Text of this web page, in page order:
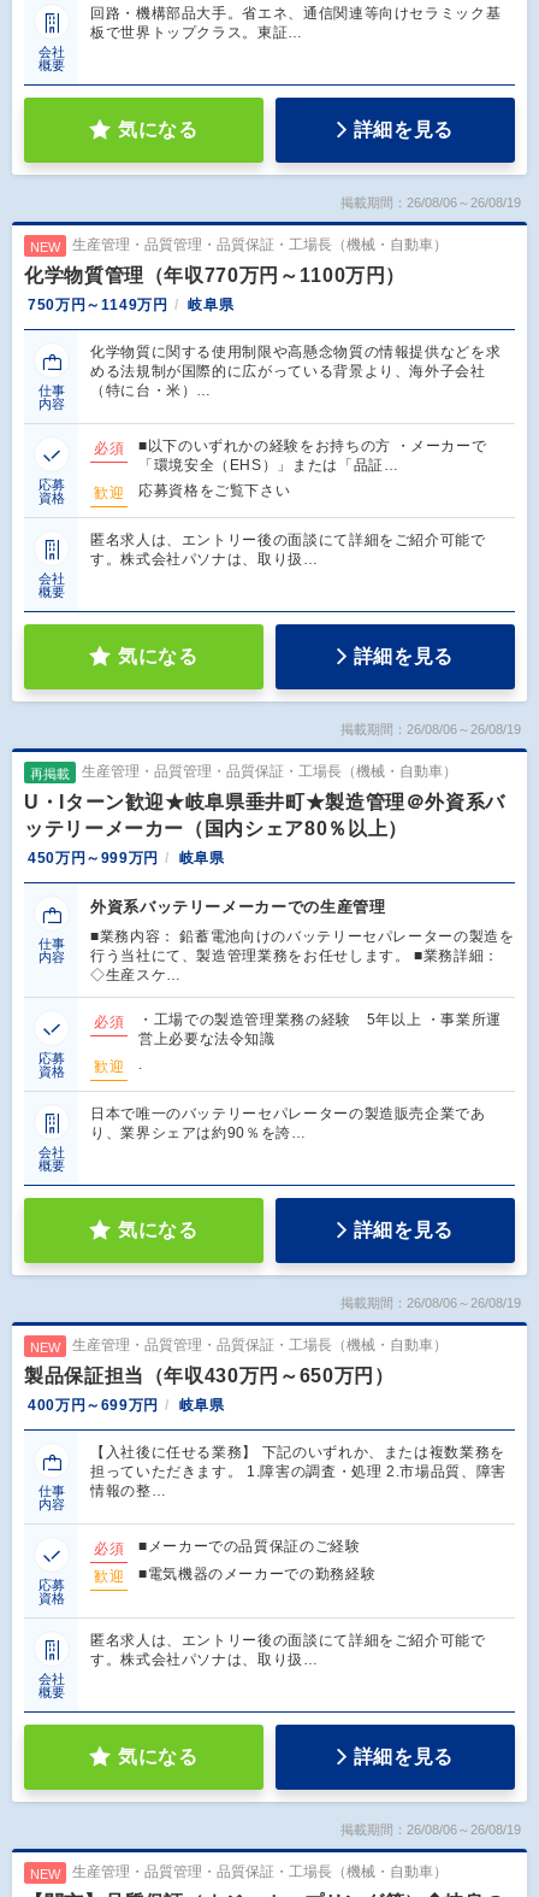
会社
概要
回路・機構部品大手。省エネ、通信関連等向けセラミック基
板で世界トップクラス。東証…
気になる 詳細を見る
掲載期間：26/08/06～26/08/19
NEW 生産管理・品質管理・品質保証・工場長（機械・自動車）
化学物質管理（年収770万円～1100万円）
750万円～1149万円 岐阜県
仕事
内容
化学物質に関する使用制限や高懸念物質の情報提供などを求
める法規制が国際的に広がっている背景より、海外子会社
（特に台・米）…
応募
資格
必須
■以下のいずれかの経験をお持ちの方 ・メーカーで
「環境安全（EHS）」または「品証…
歓迎
応募資格をご覧下さい
会社
概要
匿名求人は、エントリー後の面談にて詳細をご紹介可能で
す。株式会社パソナは、取り扱…
気になる 詳細を見る
掲載期間：26/08/06～26/08/19
再掲載 生産管理・品質管理・品質保証・工場長（機械・自動車）
U・Iターン歓迎★岐阜県垂井町★製造管理＠外資系バ
ッテリーメーカー（国内シェア80％以上）
450万円～999万円 岐阜県
仕事
内容
外資系バッテリーメーカーでの生産管理
■業務内容： 鉛蓄電池向けのバッテリーセパレーターの製造を
行う当社にて、製造管理業務をお任せします。 ■業務詳細：
◇生産スケ…
応募
資格
必須
・工場での製造管理業務の経験 5年以上 ・事業所運
営上必要な法令知識
歓迎
.
会社
概要
日本で唯一のバッテリーセパレーターの製造販売企業であ
り、業界シェアは約90％を誇…
気になる 詳細を見る
掲載期間：26/08/06～26/08/19
NEW 生産管理・品質管理・品質保証・工場長（機械・自動車）
製品保証担当（年収430万円～650万円）
400万円～699万円 岐阜県
仕事
内容
【入社後に任せる業務】 下記のいずれか、または複数業務を
担っていただきます。 1.障害の調査・処理 2.市場品質、障害
情報の整…
応募
資格
必須
■メーカーでの品質保証のご経験
歓迎
■電気機器のメーカーでの勤務経験
会社
概要
匿名求人は、エントリー後の面談にて詳細をご紹介可能で
す。株式会社パソナは、取り扱…
気になる 詳細を見る
掲載期間：26/08/06～26/08/19
NEW 生産管理・品質管理・品質保証・工場長（機械・自動車）